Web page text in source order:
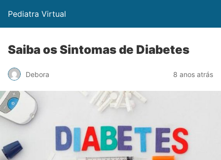
Pediatra Virtual
Saiba os Sintomas de Diabetes
Debora 8 anos atrás